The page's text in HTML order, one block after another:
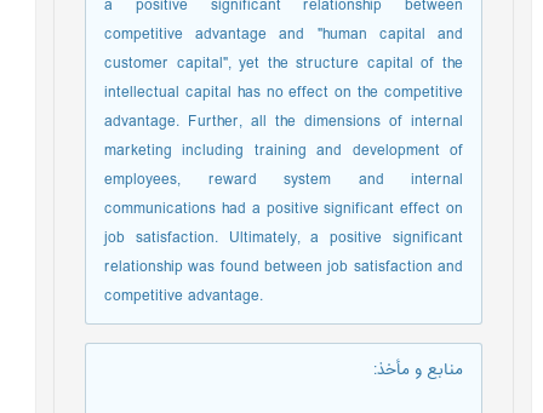
a positive significant relationship between
competitive advantage and "human capital and
customer capital", yet the structure capital of the
intellectual capital has no effect on the competitive
advantage. Further, all the dimensions of internal
marketing including training and development of
employees, reward system and internal
communications had a positive significant effect on
job satisfaction. Ultimately, a positive significant
relationship was found between job satisfaction and
competitive advantage.
منابع و مأخذ: